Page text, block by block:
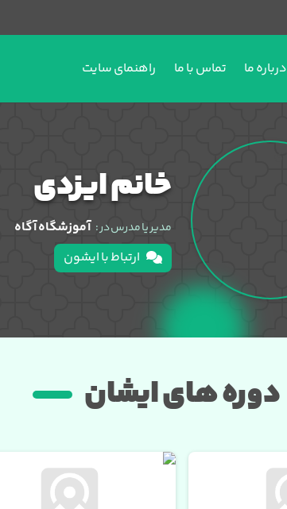
درباره ما تماس با ما راهنمای سایت
خانم ایزدی
مدیر یا مدرس در : آموزشگاه آگاه
ارتباط با ایشون
دوره های ایشان